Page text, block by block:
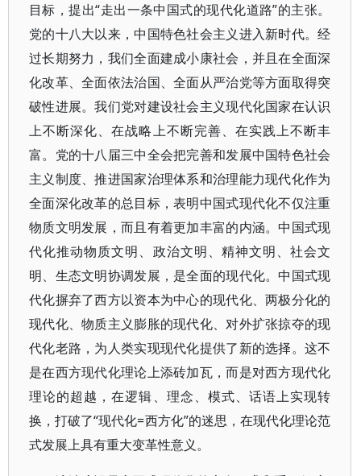
目标，提出“走出一条中国式的现代化道路”的主张。
党的十八大以来，中国特色社会主义进入新时代。经
过长期努力，我们全面建成小康社会，并且在全面深
化改革、全面依法治国、全面从严治党等方面取得突
破性进展。我们党对建设社会主义现代化国家在认识
上不断深化、在战略上不断完善、在实践上不断丰
富。党的十八届三中全会把完善和发展中国特色社会
主义制度、推进国家治理体系和治理能力现代化作为
全面深化改革的总目标，表明中国式现代化不仅注重
物质文明发展，而且有着更加丰富的内涵。中国式现
代化推动物质文明、政治文明、精神文明、社会文
明、生态文明协调发展，是全面的现代化。中国式现
代化摒弃了西方以资本为中心的现代化、两极分化的
现代化、物质主义膨胀的现代化、对外扩张掠夺的现
代化老路，为人类实现现代化提供了新的选择。这不
是在西方现代化理论上添砖加瓦，而是对西方现代化
理论的超越，在逻辑、理念、模式、话语上实现转
换，打破了“现代化=西方化”的迷思，在现代化理论范
式发展上具有重大变革性意义。